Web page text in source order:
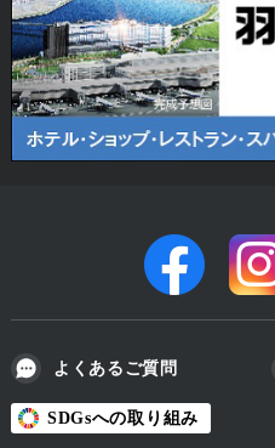
よくあるご質問
SDGsへの取り組み